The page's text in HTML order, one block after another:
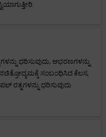
ಧರಿಸುವುದು, ಆಭರಣಗಳನ್ನು
ಸಂಬಂಧಿಸಿದ ಕೆಲಸ,
ರತ್ನಗಳನ್ನು ಧರಿಸುವುದು